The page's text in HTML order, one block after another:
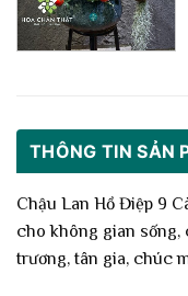
THÔNG TIN SẢN
Chậu Lan Hồ Điệp 9
cho không gian sống,
trương, tân gia, chúc